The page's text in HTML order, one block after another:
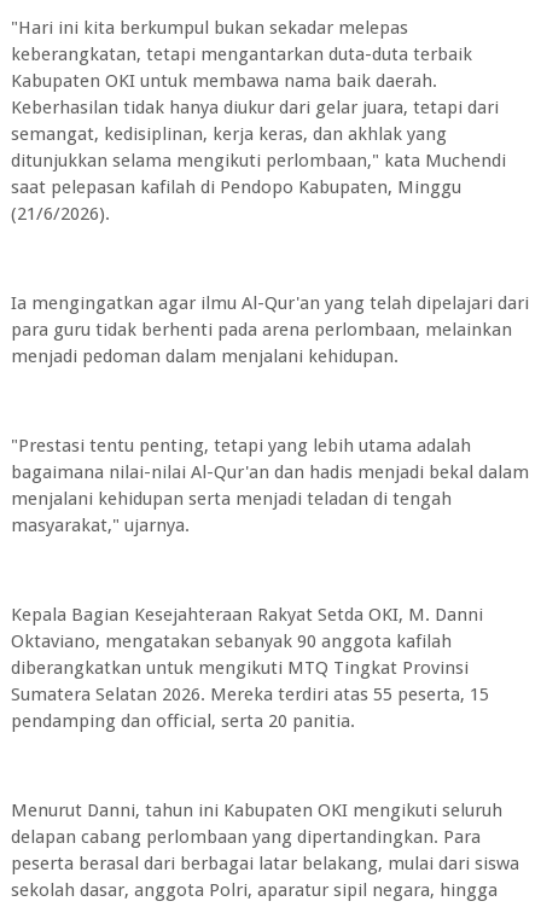
"Hari ini kita berkumpul bukan sekadar melepas
keberangkatan, tetapi mengantarkan duta-duta terbaik
Kabupaten OKI untuk membawa nama baik daerah.
Keberhasilan tidak hanya diukur dari gelar juara, tetapi dari
semangat, kedisiplinan, kerja keras, dan akhlak yang
ditunjukkan selama mengikuti perlombaan," kata Muchendi
saat pelepasan kafilah di Pendopo Kabupaten, Minggu
(21/6/2026).
Ia mengingatkan agar ilmu Al-Qur'an yang telah dipelajari dari
para guru tidak berhenti pada arena perlombaan, melainkan
menjadi pedoman dalam menjalani kehidupan.
"Prestasi tentu penting, tetapi yang lebih utama adalah
bagaimana nilai-nilai Al-Qur'an dan hadis menjadi bekal dalam
menjalani kehidupan serta menjadi teladan di tengah
masyarakat," ujarnya.
Kepala Bagian Kesejahteraan Rakyat Setda OKI, M. Danni
Oktaviano, mengatakan sebanyak 90 anggota kafilah
diberangkatkan untuk mengikuti MTQ Tingkat Provinsi
Sumatera Selatan 2026. Mereka terdiri atas 55 peserta, 15
pendamping dan official, serta 20 panitia.
Menurut Danni, tahun ini Kabupaten OKI mengikuti seluruh
delapan cabang perlombaan yang dipertandingkan. Para
peserta berasal dari berbagai latar belakang, mulai dari siswa
sekolah dasar, anggota Polri, aparatur sipil negara, hingga